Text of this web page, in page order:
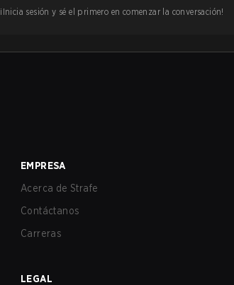
¡Inicia sesión y sé el primero en comenzar la conversación!
EMPRESA
Acerca de Strafe
Contáctanos
Carreras
LEGAL